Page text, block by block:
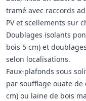
tramé avec raccords
PV et scellements sur
Doublages isolants
bois 5 cm) et
selon localisations.
Faux-plafonds sous
par soufflage ouate de
cm) ou laine de bois